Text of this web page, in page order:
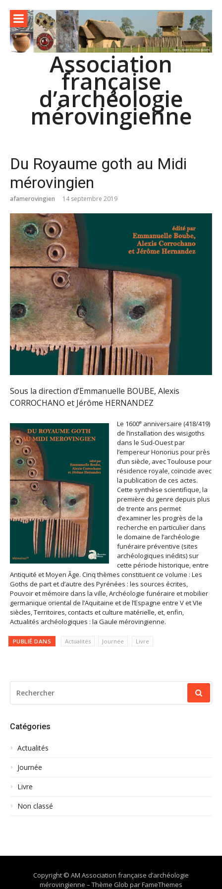
contenu
Association
française
d’archéologie
mérovingienne
Du Royaume goth au Midi
mérovingien
afamerovingien 14 septembre 2019
Sous la direction d’Emmanuelle BOUBE, Alexis
CORROCHANO et Jérôme HERNANDEZ
Le 1600e anniversaire (418/419)
de l’installation des wisigoths
dans le Sud-Ouest par
l’empereur Honorius pour près
d’un siècle, avec Toulouse pour
résidence royale, coïncide avec
la publication de ces actes.
Cette synthèse scientifique, la
première du genre depuis plus
de trente ans permet
d’examiner les progrès de la
recherche en particulier dans
le domaine de l’archéologie
funéraire préventive (sites
archéologiques inédits) sur
cette période historique, entre
Antiquité et Moyen Âge. Cinq thèmes constituent ce volume : Les
Goths de part et d’autre des Pyrénées : les sources écrites,
Pouvoir et mémoire dans la ville, Archéologie funéraire et mobilier
germanique oriental de l’Aquitaine et de l’Espagne entre V et VIe
siècles, Territoires, contacts et culture matérielle, et, enfin,
Actualités archéologiques : la Gaule mérovingienne.
PUBLIÉ DANS Actualités Journée Livre
POUR
:
Catégories
Actualités
Journée
Livre
Non classé
Copyright © AM Association française d’archéologie
mérovingienne – Thème Glob parFameThemes